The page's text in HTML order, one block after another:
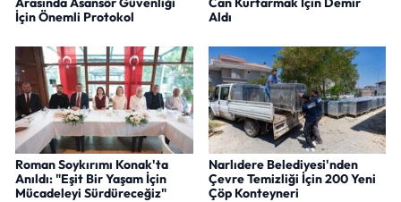
İçin Önemli Protokol
Aldı
Roman Soykırımı Konak'ta
Anıldı: "Eşit Bir Yaşam İçin
Mücadeleyi Sürdüreceğiz"
Narlıdere Belediyesi'nden
Çevre Temizliği İçin 200 Yeni
Çöp Konteyneri